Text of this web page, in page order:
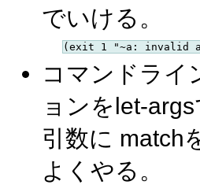
でいける。
コマンドライ
ョンをlet-
引数に match
よくやる。